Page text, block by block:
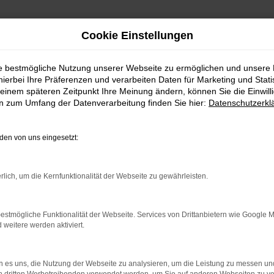
kaufen mit
Reihe Jahreswagen für
gerne auch als Fast-Neuwagen bezeichnet. Der
zurückliegen darf. Für deine Mobilität in Zürich
der aktuellen Modellgeneration steigst und
Jahreswagen werden bei uns aus erster Hand
dir eine Garantie über einen einwandfreien
keinen EU-Import steigst. Für Zürich existiert
Cookie Einstellungen
bestmögliche Nutzung unserer Webseite zu ermöglichen und unsere
Ihre Präferenzen und verarbeiten Daten für Marketing und
späteren Zeitpunkt Ihre Meinung ändern, können Sie die
zum Umfang der Datenverarbeitung finden Sie hier:
von uns eingesetzt:
um die Kernfunktionalität der Webseite zu gewährleisten.
Funktionalität der Webseite. Services von Drittanbietern wie Google
weitere werden aktiviert.
es uns, die Nutzung der Webseite zu analysieren, um die Leistung zu messen